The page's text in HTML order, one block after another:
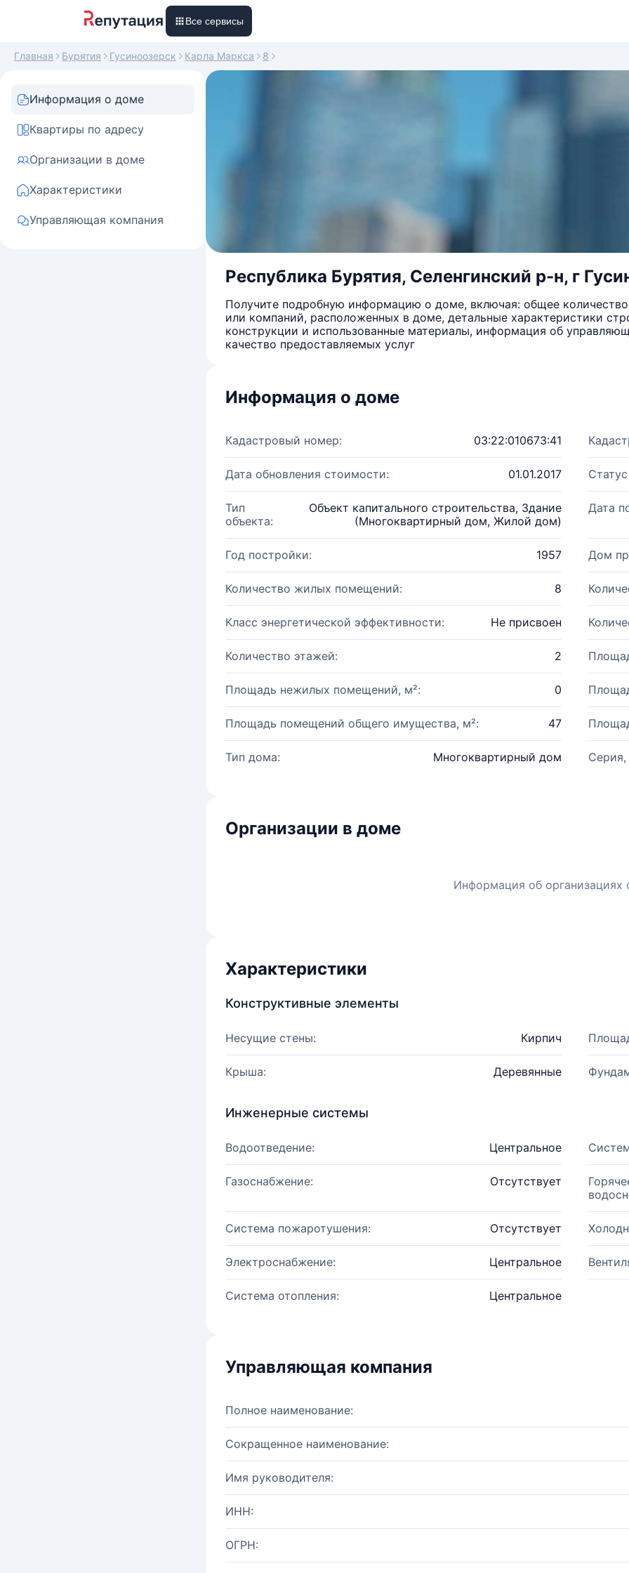
Все сервисы
Главная Бурятия Гусиноозерск Карла Маркса 8
Информация о доме
Квартиры по адресу
Организации в доме
Характеристики
Управляющая компания
Республика Бурятия, Селенгинский р-н, г
Получите подробную информацию о доме, включая: общее
или компаний, расположенных в доме, детальные характеристики
конструкции и использованные материалы, информация об
качество предоставляемых услуг
Информация о доме
Кадастровый номер: 03:22:010673:41
Дата обновления стоимости: 01.01.2017
Тип
объекта:
Объект капитального строительства, Здание
(Многоквартирный дом, Жилой дом)
Дата
Год постройки: 1957 Дом
Количество жилых помещений: 8
Класс энергетической эффективности: Не присвоен
Количество этажей: 2
Площадь нежилых помещений, м²: 0
Площадь помещений общего имущества, м²: 47
Тип дома: Многоквартирный дом Серия,
Организации в доме
Информация об организациях
Характеристики
Конструктивные элементы
Несущие стены: Кирпич
Крыша: Деревянные
Инженерные системы
Водоотведение: Центральное
Газоснабжение: Отсутствует
Система пожаротушения: Отсутствует
Электроснабжение: Центральное
Система отопления: Центральное
Управляющая компания
Полное наименование:
Сокращенное наименование:
Имя руководителя:
ИНН:
ОГРН: